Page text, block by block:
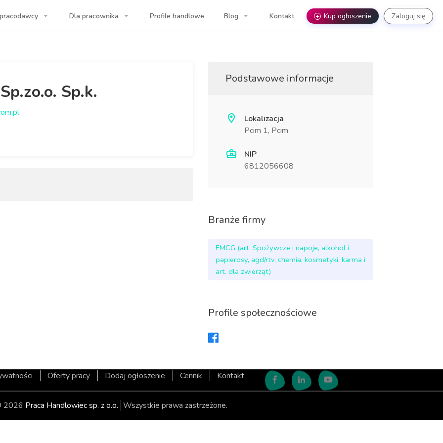
Twojej firmy! Dla pracownika Profile handlowe Blog Kontakt + Kup ogłoszenie Zaloguj się
Sp.k.
Podstawowe informacje
Lokalizacja
Pcim 1, Pcim
NIP
6812056608
Branże firmy
FMCG (art. Spożywcze i napoje, alkohol i
papierosy, agd/rtv, chemia, kosmetyki, karma i
art. dla zwierząt)
Profile społecznościowe
Oferty pracy Dodaj ogłoszenie Cennik Kontakt
2026 Praca Handlowiec sp. z o.o. Wszystkie prawa zastrzeżone.